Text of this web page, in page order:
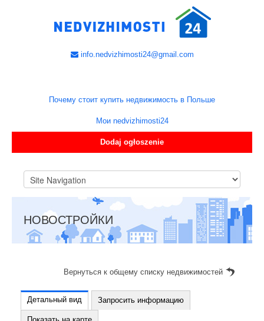
info.nedvizhimosti24@gmail.com
Почему стоит купить недвижимость в Польше
Мои nedvizhimosti24
Dodaj ogłoszenie
НОВОСТРОЙКИ
Вернуться к общему списку недвижимостей
Детальный вид Запросить информацию